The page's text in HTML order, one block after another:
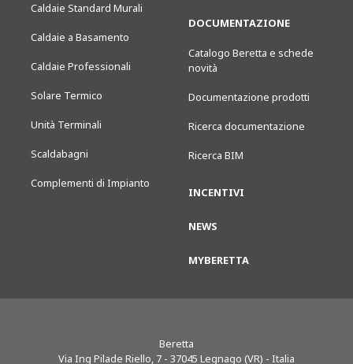
Caldaie Standard Murali
Caldaie a Basamento
Caldaie Professionali
Solare Termico
Unità Terminali
Scaldabagni
Complementi di Impianto
DOCUMENTAZIONE
Catalogo Beretta e schede
novità
Documentazione prodotti
Ricerca documentazione
Ricerca BIM
INCENTIVI
NEWS
MYBERETTA
Beretta
Via Ing Pilade Riello, 7 - 37045 Legnago (VR) - Italia